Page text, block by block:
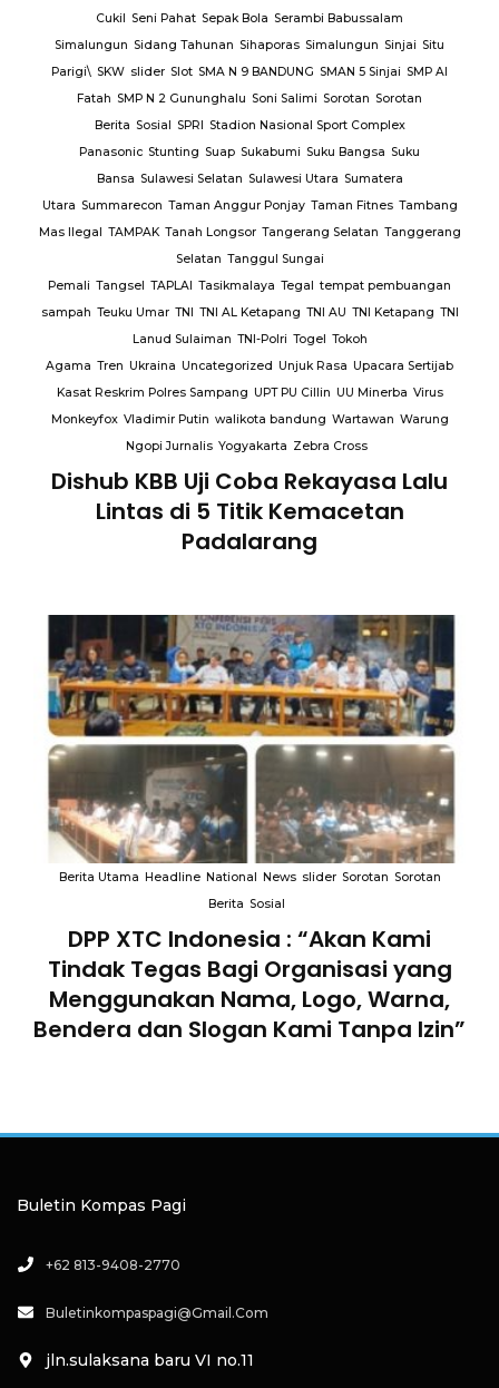
Cukil Seni Pahat Sepak Bola Serambi Babussalam
Simalungun Sidang Tahunan Sihaporas Simalungun Sinjai Situ
Parigi\ SKW slider Slot SMA N 9 BANDUNG SMAN 5 Sinjai SMP Al
Fatah SMP N 2 Gununghalu Soni Salimi Sorotan Sorotan
Berita Sosial SPRI Stadion Nasional Sport Complex
Panasonic Stunting Suap Sukabumi Suku Bangsa Suku
Bansa Sulawesi Selatan Sulawesi Utara Sumatera
Utara Summarecon Taman Anggur Ponjay Taman Fitnes Tambang
Mas Ilegal TAMPAK Tanah Longsor Tangerang Selatan Tanggerang
Selatan Tanggul Sungai
Pemali Tangsel TAPLAI Tasikmalaya Tegal tempat pembuangan
sampah Teuku Umar TNI TNI AL Ketapang TNI AU TNI Ketapang TNI
Lanud Sulaiman TNI-Polri Togel Tokoh
Agama Tren Ukraina Uncategorized Unjuk Rasa Upacara Sertijab
Kasat Reskrim Polres Sampang UPT PU Cillin UU Minerba Virus
Monkeyfox Vladimir Putin walikota bandung Wartawan Warung
Ngopi Jurnalis Yogyakarta Zebra Cross
Dishub KBB Uji Coba Rekayasa Lalu
Lintas di 5 Titik Kemacetan
Padalarang
Berita Utama Headline National News slider Sorotan Sorotan
Berita Sosial
DPP XTC Indonesia : “Akan Kami
Tindak Tegas Bagi Organisasi yang
Menggunakan Nama, Logo, Warna,
Bendera dan Slogan Kami Tanpa Izin”
Buletin Kompas Pagi
+62 813-9408-2770
Buletinkompaspagi@gmail.com
jln.sulaksana baru VI no.11